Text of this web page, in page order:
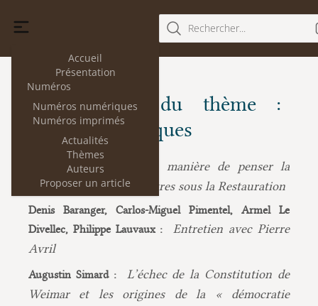
Accueil
Présentation
Numéros
Numéros numériques
Numéros imprimés
Actualités
Thèmes
Auteurs
Proposer un article
Rechercher...
Les articles du thème :
Régimes politiques
Nathalie Havas :
De la manière de penser la
responsabilité des ministres sous la Restauration
Denis Baranger, Carlos-Miguel Pimentel, Armel Le
Divellec, Philippe Lauvaux :
Entretien avec Pierre
Avril
Augustin Simard :
L’échec de la Constitution de
Weimar et les origines de la « démocratie